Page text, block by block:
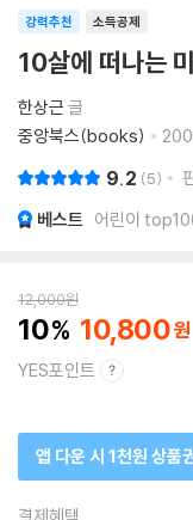
소득공제
강력추천
10살에 떠나는
한상근 글
중앙북스(books)
9.2 5
베스트 어린이
12,000원
10 10,800
YES포인트
앱 다운 시 1천원 상품